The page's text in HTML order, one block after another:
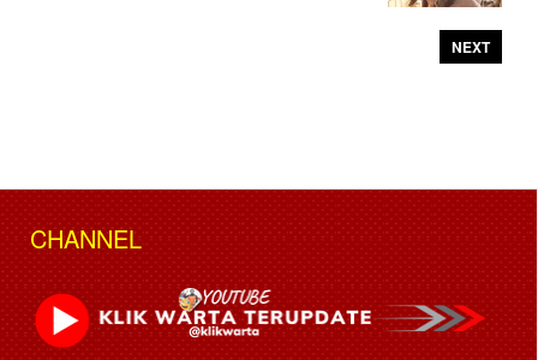
NEXT
CHANNEL